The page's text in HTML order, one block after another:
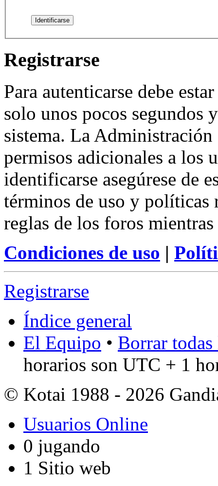
Registrarse
Para autenticarse debe
solo unos pocos segundos
sistema. La
permisos adicionales a los
identificarse asegúrese de
términos de uso y políticas
reglas de los foros
Condiciones de uso |
Registrarse
Índice general
El Equipo • Borrar
horarios son UTC + 1
© Kotai 1988 - 2026
Usuarios Online
0 jugando
1 Sitio web